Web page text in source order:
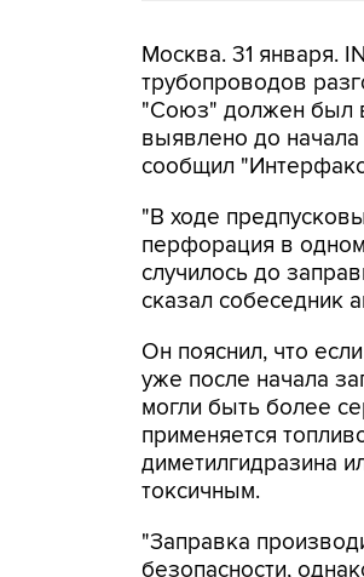
Москва. 31 января.
трубопроводов
"Союз" должен был
выявлено до
сообщил
"В ходе
перфорация в
случилось до
сказал собеседник
Он пояснил, что
уже после начала
могли быть более
применяется
диметилгидразина
токсичным.
"Заправка
безопасности,